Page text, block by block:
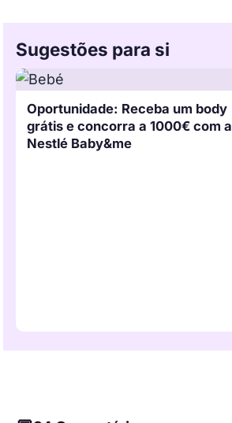
Sugestões para si
Oportunidade: Receba um body
grátis e concorra a 1000€ com a
Nestlé Baby&me